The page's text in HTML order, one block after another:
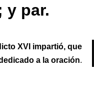
y par.
XVI impartió, que
a la oración.